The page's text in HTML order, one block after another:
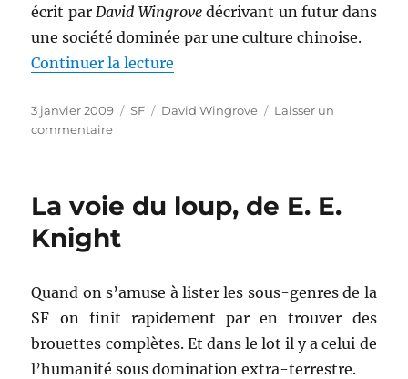
écrit parDavid Wingrovedécrivant un futur dans
une société dominée par une culture chinoise.
Continuer la lecture
Publié
le
3 janvier 2009 Catégories
SF Étiquettes
David Wingrove
Laisser un
commentairesur
de
Wingrove
La voie du loup, de E. E.
Knight
Quand on s’amuse à lister les sous-genres de la
SF on finit rapidement par en trouver des
brouettes complètes. Et dans le lot il y a celui de
l’humanité sous domination extra-terrestre.